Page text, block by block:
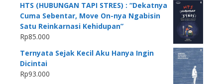
HTS (HUBUNGAN TAPI STRES) : “Dekatnya
Cuma Sebentar, Move On-nya Ngabisin
Satu Reinkarnasi Kehidupan”
Rp85.000
Ternyata Sejak Kecil Aku Hanya Ingin
Dicintai
Rp93.000